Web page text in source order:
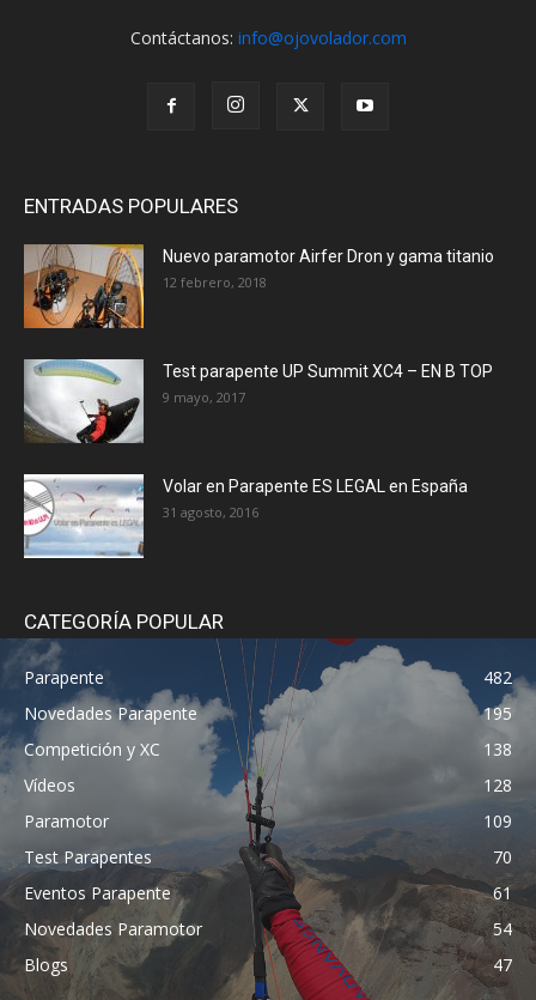
Contáctanos: info@ojovolador.com
ENTRADAS POPULARES
Nuevo paramotor Airfer Dron y gama titanio
12 febrero, 2018
Test parapente UP Summit XC4 – EN B TOP
9 mayo, 2017
Volar en Parapente ES LEGAL en España
31 agosto, 2016
CATEGORÍA POPULAR
Parapente
482
Novedades Parapente
195
Competición y XC
138
Vídeos
128
Paramotor
109
Test Parapentes
70
Eventos Parapente
61
Novedades Paramotor
54
Blogs
47